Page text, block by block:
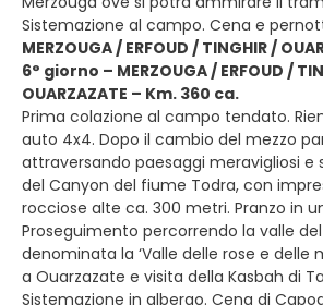
Sistemazione al campo. Cena e
MERZOUGA / ERFOUD / TINGHIR /
6° giorno – MERZOUGA / ERFOUD /
OUARZAZATE – Km. 360 ca.
Prima colazione al campo tendato.
auto 4x4. Dopo il cambio del mezzo
attraversando paesaggi meravigliosi e
del Canyon del fiume Todra, con
rocciose alte ca. 300 metri. Pranzo in
Proseguimento percorrendo la valle
denominata la ‘Valle delle rose e delle
a Ouarzazate e visita della Kasbah di
Sistemazione in albergo. Cena di